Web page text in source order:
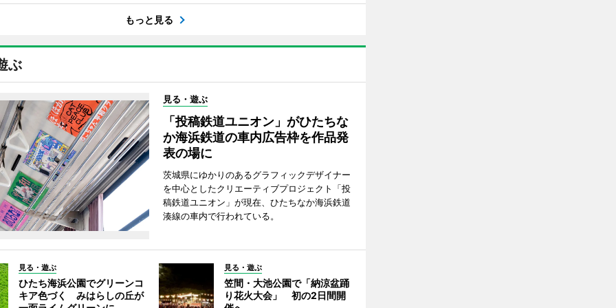
もっと見る
ぶ
見る・遊ぶ
「投稿鉄道ユニオン」がひたちな
か海浜鉄道の車内広告枠を作品発
表の場に
茨城県にゆかりのあるグラフィックデザイナー
を中心としたクリエーティブプロジェクト「投
稿鉄道ユニオン」が現在、ひたちなか海浜鉄道
湊線の車内で行われている。
見る・遊ぶ
ひたち海浜公園でグリーンコ
キア色づく みはらしの丘が
見る・遊ぶ
笠間・大池公園で「納涼盆踊
り花火大会」 初の2日間開